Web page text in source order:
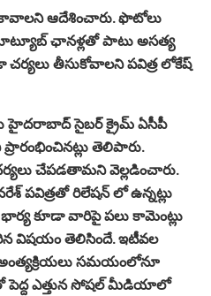
ఆదేశించారు. ఫొటోలు
ఛానళ్లతో పాటు అసత్య
చర్యలు తీసుకోవాలని పవిత్ర లోకేష్
హైదరాబాద్ సైబర్ క్రైమ్ ఏసీపీ
తెలిపారు.
చేపడతామని వెల్లడించారు.
పవిత్రతో రిలేషన్ లో ఉన్నట్లు
కూడా వారిపై పలు కామెంట్లు
విషయం తెలిసిందే. ఇటీవల
అంత్యక్రియలు సమయంలోనూ
పెద్ద ఎత్తున సోషల్ మీడియాలో